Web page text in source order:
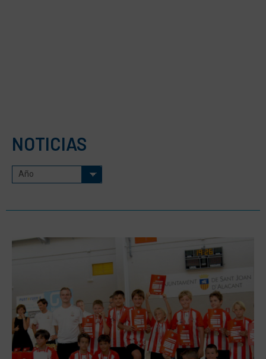
NOTICIAS